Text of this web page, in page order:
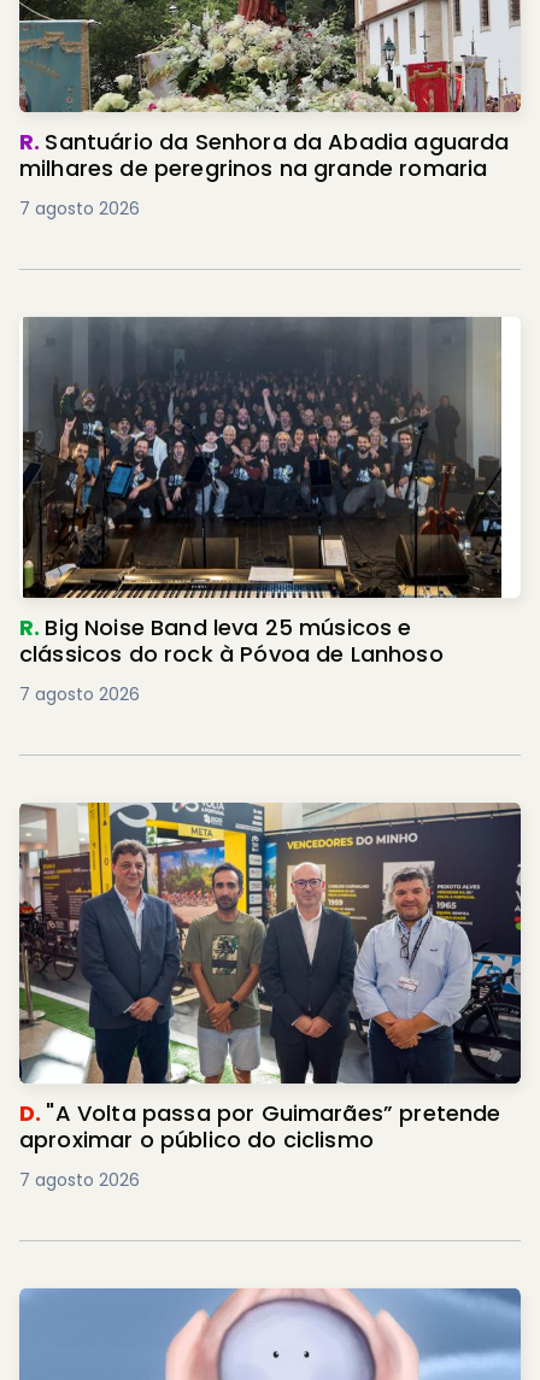
R. Santuário da Senhora da Abadia aguarda
milhares de peregrinos na grande romaria
7 agosto 2026
R. Big Noise Band leva 25 músicos e
clássicos do rock à Póvoa de Lanhoso
7 agosto 2026
D. "A Volta passa por Guimarães” pretende
aproximar o público do ciclismo
7 agosto 2026